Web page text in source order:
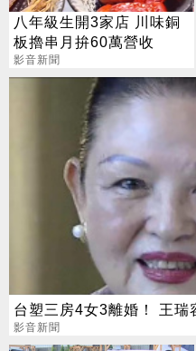
八年級生開3家店 川味銅
板擼串月拚60萬營收
影音新聞
台塑三房4女3離婚！ 王瑞
影音新聞